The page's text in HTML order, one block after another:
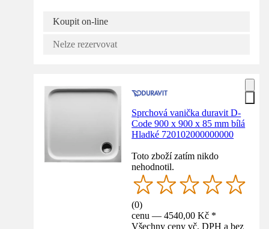
Koupit on-line
Nelze rezervovat
Sprchová vanička duravit D-
Code 900 x 900 x 85 mm bílá
Hladké 720102000000000
Toto zboží zatím nikdo
nehodnotil.
(0)
cenu — 4540,00 Kč *
Všechny ceny vč. DPH a bez